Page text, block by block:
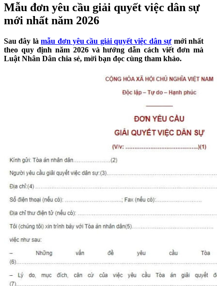
Mẫu đơn yêu cầu giải quyết việc dân sự
mới nhất năm 2026
Sau đây làmẫu đơn yêu cầu giải quyết việc dân sự mới nhất
theo quy định năm 2026 và hướng dẫn cách viết đơn mà
Luật Nhân Dân chia sẻ, mời bạn đọc cùng tham khảo.